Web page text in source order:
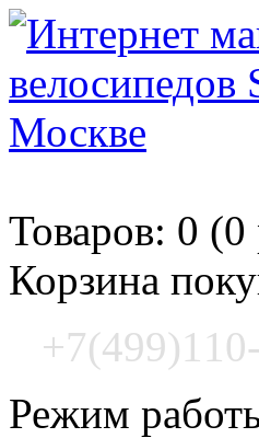
Товаров: 0 (0
Корзина
Режим